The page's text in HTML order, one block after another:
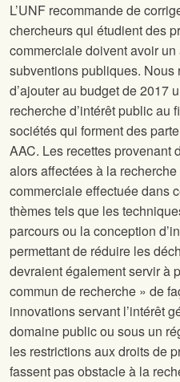
L’UNF recommande de
chercheurs qui étudient des
commerciale doivent avoir
subventions publiques.
d’ajouter au budget de 2017
recherche d’intérêt public au
sociétés qui forment des
AAC. Les recettes provenant
alors affectées à la
commerciale effectuée dans
thèmes tels que les
parcours ou la conception
permettant de réduire les
devraient également servir à
commun de recherche » de
innovations servant l’intérêt
domaine public ou sous un
les restrictions aux droits de
fassent pas obstacle à la